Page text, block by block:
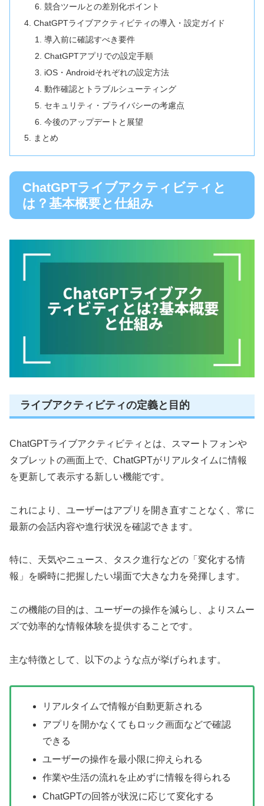
競合ツールとの差別化ポイント
ChatGPTライブアクティビティの導入・設定ガイド
導入前に確認すべき要件
ChatGPTアプリでの設定手順
iOS・Androidそれぞれの設定方法
動作確認とトラブルシューティング
セキュリティ・プライバシーの考慮点
今後のアップデートと展望
まとめ
ChatGPTライブアクティビティと
は？基本概要と仕組み
ライブアクティビティの定義と目的
ChatGPTライブアクティビティとは、スマートフォンや
タブレットの画面上で、ChatGPTがリアルタイムに情報
を更新して表示する新しい機能です。
これにより、ユーザーはアプリを開き直すことなく、常に
最新の会話内容や進行状況を確認できます。
特に、天気やニュース、タスク進行などの「変化する情
報」を瞬時に把握したい場面で大きな力を発揮します。
この機能の目的は、ユーザーの操作を減らし、よりスムー
ズで効率的な情報体験を提供することです。
主な特徴として、以下のような点が挙げられます。
リアルタイムで情報が自動更新される
アプリを開かなくてもロック画面などで確認
できる
ユーザーの操作を最小限に抑えられる
作業や生活の流れを止めずに情報を得られる
ChatGPTの回答が状況に応じて変化する